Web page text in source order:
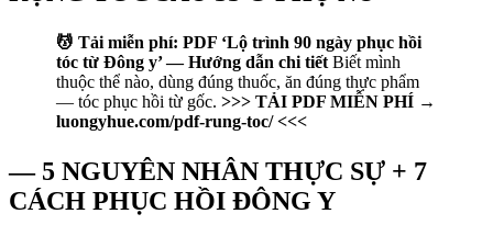
💆 Tải miễn phí: PDF ‘Lộ trình 90 ngày phục hồi
tóc từ Đông y’ — Hướng dẫn chi tiết Biết mình
thuộc thể nào, dùng đúng thuốc, ăn đúng thực phẩm
— tóc phục hồi từ gốc. >>> TẢI PDF MIỄN PHÍ →
luongyhue.com/pdf-rung-toc/ <<<
— 5 NGUYÊN NHÂN THỰC SỰ + 7
CÁCH PHỤC HỒI ĐÔNG Y